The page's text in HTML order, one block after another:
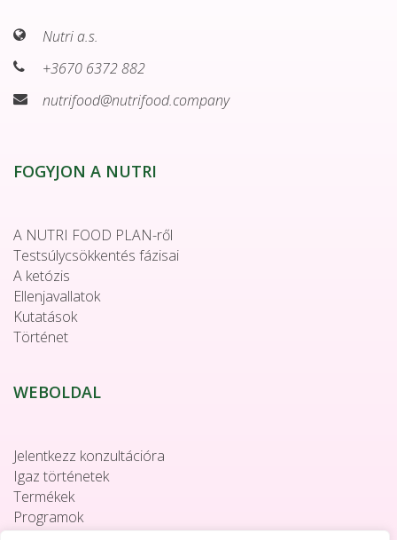
Nutri a.s.
+3670 6372 882
nutrifood@nutrifood.company
FOGYJON A NUTRI
A NUTRI FOOD PLAN-ről
Testsúlycsökkentés fázisai
A ketózis
Ellenjavallatok
Kutatások
Történet
WEBOLDAL
Jelentkezz konzultációra
Igaz történetek
Termékek
Programok